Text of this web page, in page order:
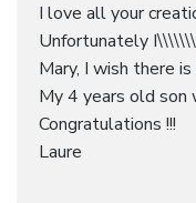
I love all your
Unfortunately
Mary, I wish there
My 4 years old
Congratulations !!!
Laure